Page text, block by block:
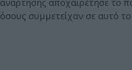
ανάρτησης αποχαιρέτησε το
όσους συμμετείχαν σε αυτό το